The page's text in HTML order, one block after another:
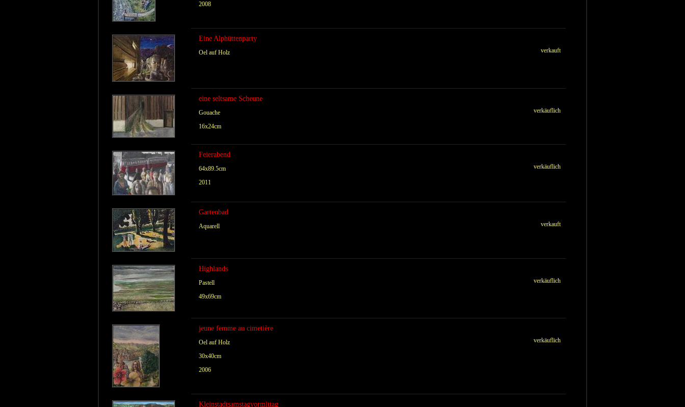
2008
Eine Alphüttenparty
Oel auf Holz verkauft
eine seltsame Scheune
Gouache
16x24cm
verkäuflich
Feierabend
64x89.5cm
2011
verkäuflich
Gartenbad
Aquarell verkauft
Highlands
Pastell
49x69cm
verkäuflich
jeune femme au cimetière
Oel auf Holz
30x40cm
2006
verkäuflich
Kleinstadtsamstagvormittag